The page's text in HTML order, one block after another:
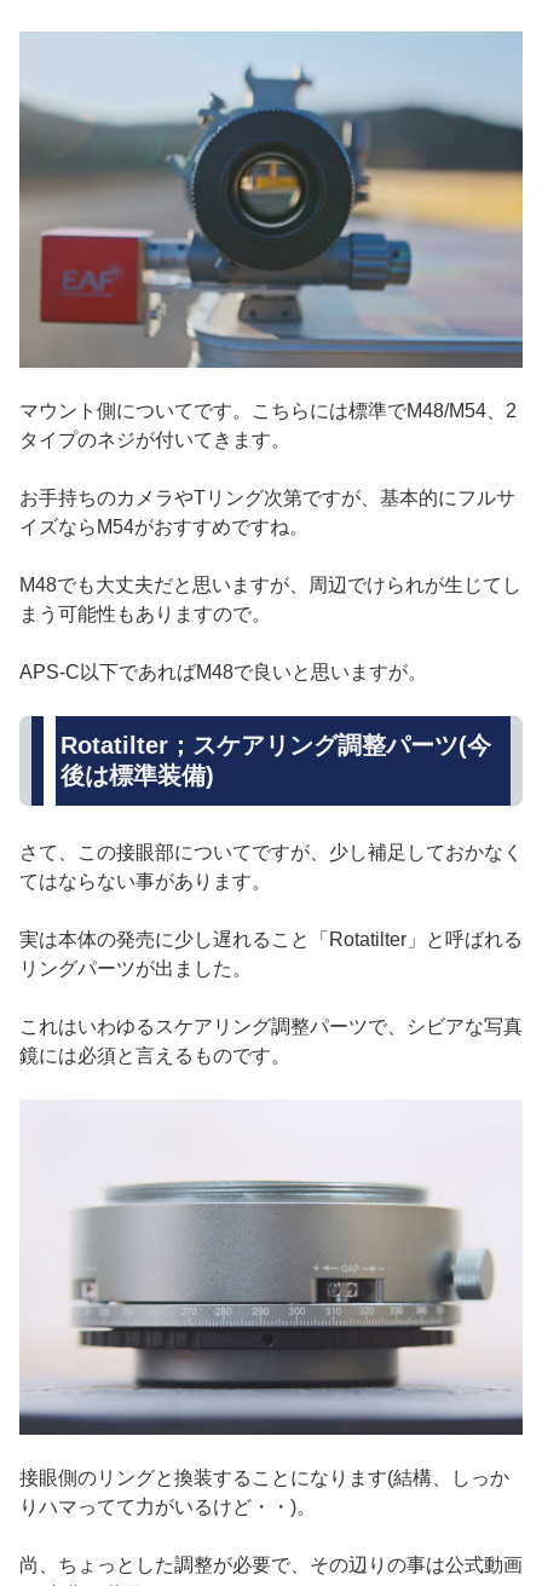
マウント側についてです。こちらには標準でM48/M54、2
タイプのネジが付いてきます。
お手持ちのカメラやTリング次第ですが、基本的にフルサ
イズならM54がおすすめですね。
M48でも大丈夫だと思いますが、周辺でけられが生じてし
まう可能性もありますので。
APS-C以下であればM48で良いと思いますが。
Rotatilter；スケアリング調整パーツ(今
後は標準装備)
さて、この接眼部についてですが、少し補足しておかなく
てはならない事があります。
実は本体の発売に少し遅れること「Rotatilter」と呼ばれる
リングパーツが出ました。
これはいわゆるスケアリング調整パーツで、シビアな写真
鏡には必須と言えるものです。
接眼側のリングと換装することになります(結構、しっか
りハマってて力がいるけど・・)。
尚、ちょっとした調整が必要で、その辺りの事は公式動画